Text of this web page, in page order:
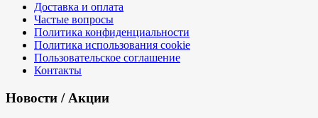
Доставка и оплата
Частые вопросы
Политика конфиденциальности
Политика использования cookie
Пользовательское соглашение
Контакты
Новости / Акции